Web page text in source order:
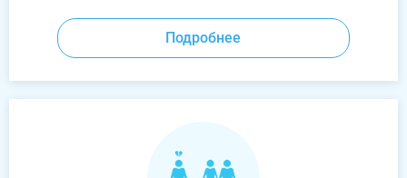
Подробнее